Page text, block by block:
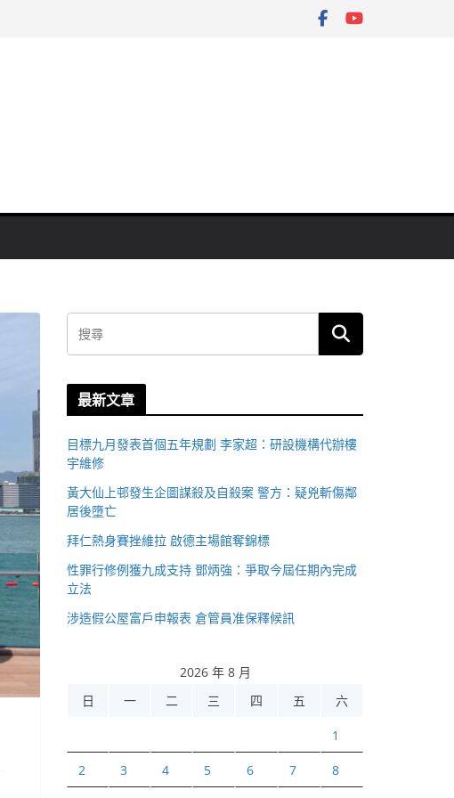
最新文章
目標九月發表首個五年規劃 李家超：研設機構代辦樓
宇維修
黃大仙上邨發生企圖謀殺及自殺案 警方：疑兇斬傷鄰
居後墮亡
拜仁熱身賽挫維拉 啟德主場館奪錦標
性罪行修例獲九成支持 鄧炳強：爭取今屆任期內完成
立法
涉造假公屋富戶申報表 倉管員准保釋候訊
2026 年 8 月
日
一 二 三 四 五 六
1
2 3 4 5 6 7 8